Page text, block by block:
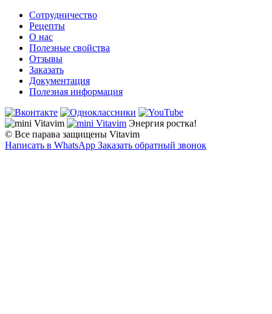
Сотрудничество
Рецепты
О нас
Полезные свойства
Отзывы
Заказать
Документация
Полезная информация
Энергия ростка!
© Все парава защищены Vitavim
Написать в WhatsApp Заказать обратный звонок